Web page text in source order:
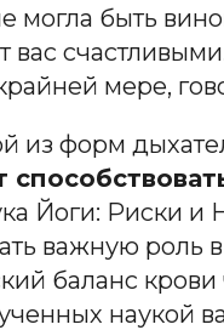
быть
мере,
форм
Йоги: Риски
важную
баланс
наукой